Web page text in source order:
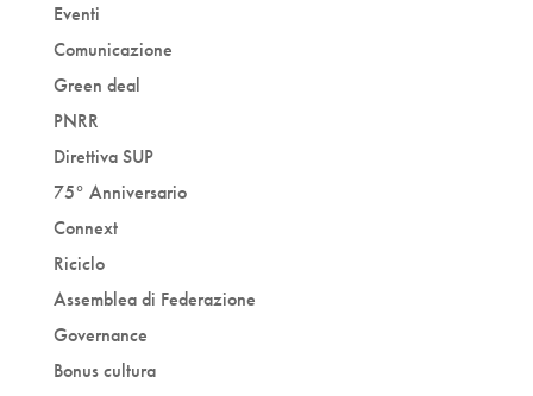
Eventi
Comunicazione
Green deal
PNRR
Direttiva SUP
75° Anniversario
Connext
Riciclo
Assemblea di Federazione
Governance
Bonus cultura